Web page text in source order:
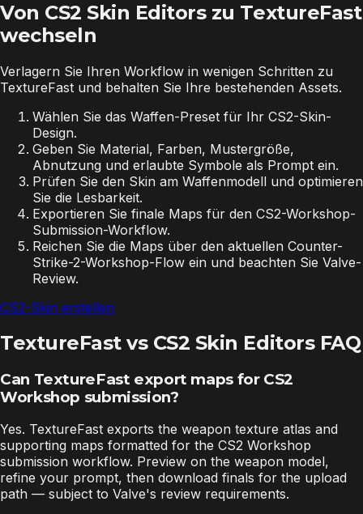
Von CS2 Skin Editors zu TextureFast
wechseln
Verlagern Sie Ihren Workflow in wenigen Schritten zu
TextureFast und behalten Sie Ihre bestehenden Assets.
Wählen Sie das Waffen-Preset für Ihr CS2-Skin-
Design.
Geben Sie Material, Farben, Mustergröße,
Abnutzung und erlaubte Symbole als Prompt ein.
Prüfen Sie den Skin am Waffenmodell und optimieren
Sie die Lesbarkeit.
Exportieren Sie finale Maps für den CS2-Workshop-
Submission-Workflow.
Reichen Sie die Maps über den aktuellen Counter-
Strike-2-Workshop-Flow ein und beachten Sie Valve-
Review.
CS2-Skin erstellen
TextureFast vs CS2 Skin Editors FAQ
Can TextureFast export maps for CS2
Workshop submission?
Yes. TextureFast exports the weapon texture atlas and
supporting maps formatted for the CS2 Workshop
submission workflow. Preview on the weapon model,
refine your prompt, then download finals for the upload
path — subject to Valve's review requirements.